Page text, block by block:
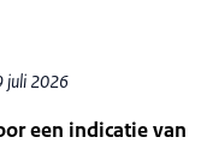
juli 2026
een indicatie van